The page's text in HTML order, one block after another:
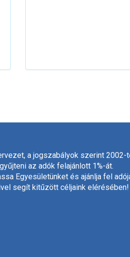
a jogszabályok szerint 2002-
az adók felajánlott 1%-át.
Egyesületünket és ajánlja fel
segít kitűzött céljaink elérésében!